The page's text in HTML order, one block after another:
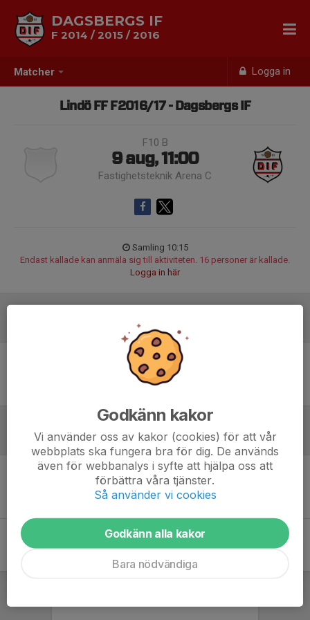
Matcher Logga in
DAGSBERGS IF
F 2014 / 2015 / 2016
Lindö FF F2016/17 - Dagsbergs IF
F10 B
9 aug, 11:00
Fastighetsteknik Arena C
Samling 10:15
Endast kallade kan anmäla sig till aktiviteten. 16 personer är kallade.
Logga in här
Ingen uppställning ifylld
Inför match
Inget skrivet
Godkänn kakor
Vi använder oss av kakor (cookies) för att vår
webbplats ska fungera bra för dig. De används
även för webbanalys i syfte att hjälpa oss att
förbättra våra tjänster.
Så använder vi cookies
Godkänn alla kakor
Bara nödvändiga